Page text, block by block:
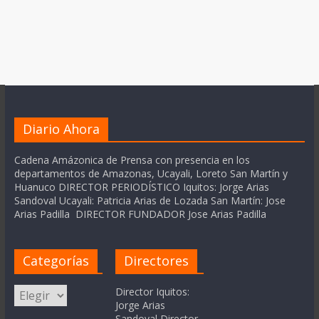
Diario Ahora
Cadena Amázonica de Prensa con presencia en los
departamentos de Amazonas, Ucayali, Loreto San Martín y
Huanuco DIRECTOR PERIODÍSTICO Iquitos: Jorge Arias
Sandoval Ucayali: Patricia Arias de Lozada San Martín: Jose
Arias Padilla DIRECTOR FUNDADOR Jose Arias Padilla
Categorías
Categorías
Directores
Director Iquitos:
Jorge Arias